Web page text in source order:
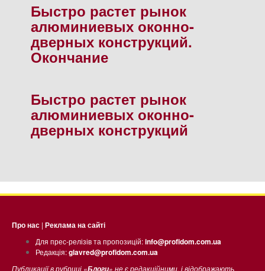
Быстро растет рынок
алюминиевых оконно-
дверных конструкций.
Окончание
Быстро растет рынок
алюминиевых оконно-
дверных конструкций
Про нас | Реклама на сайті
Для прес-релізів та пропозицій:info@profidom.com.ua
Редакція:glavred@profidom.com.ua
Публикації в рубриці « » не є редакційними, і відображають